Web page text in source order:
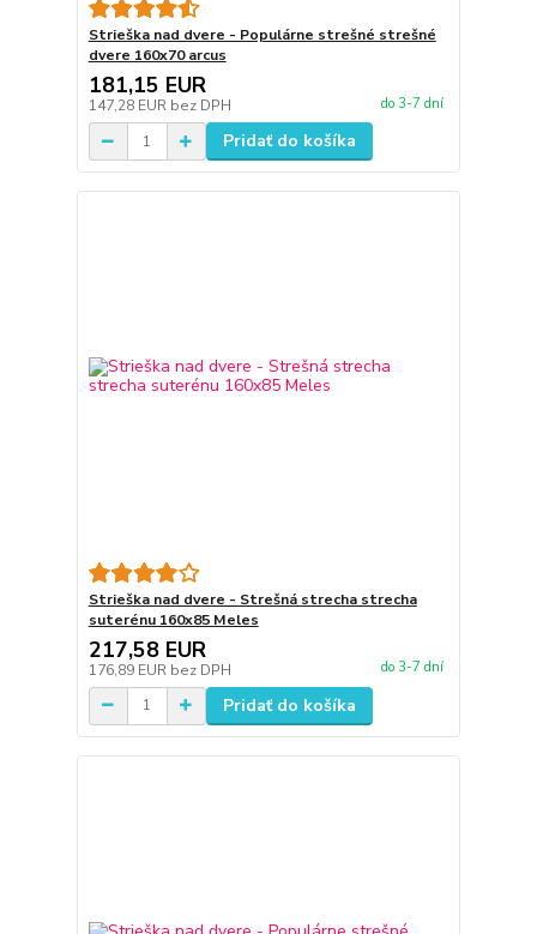
Strieška nad dvere - Populárne strešné strešné
dvere 160x70 arcus
181,15 EUR
147,28 EUR bez DPH do 3-7 dní
Pridať do košíka
Strieška nad dvere - Strešná strecha strecha
suterénu 160x85 Meles
217,58 EUR
176,89 EUR bez DPH do 3-7 dní
Pridať do košíka